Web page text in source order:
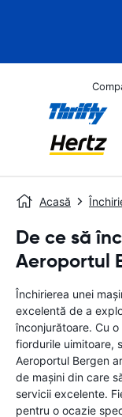
Acasă
De ce să
Aeroportul
Închirierea unei
excelentă de a
înconjurătoare. Cu
fiordurile uimitoare,
Aeroportul Bergen
de mașini din care
servicii excelente.
pentru o ocazie